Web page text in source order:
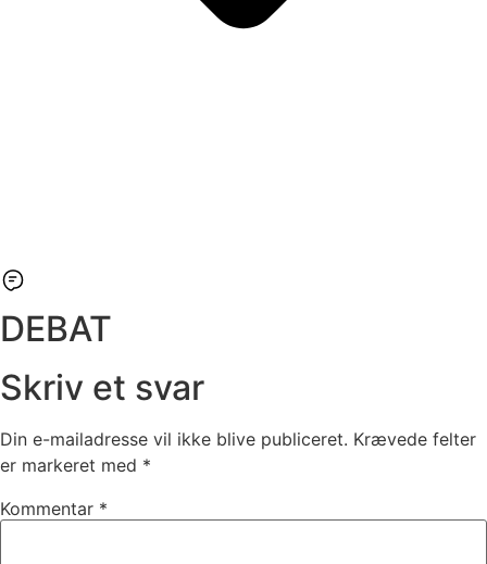
DEBAT
Skriv et svar
Din e-mailadresse vil ikke blive publiceret. Krævede felter
er markeret med *
Kommentar *